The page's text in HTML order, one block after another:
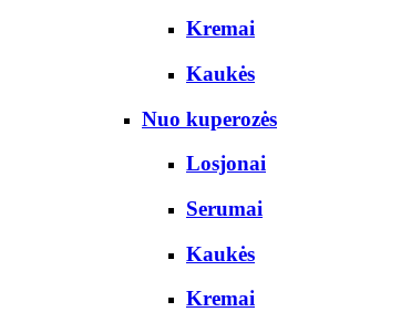
Kremai
Kaukės
Nuo kuperozės
Losjonai
Serumai
Kaukės
Kremai